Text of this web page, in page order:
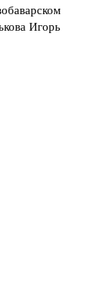
Игорь